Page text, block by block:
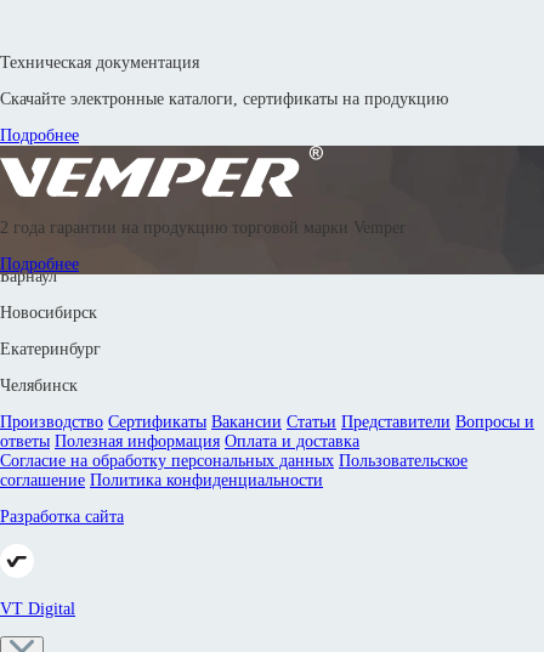
Техническая документация
Скачайте электронные каталоги, сертификаты на продукцию
Подробнее
2 года гарантии на продукцию торговой марки Vemper
Подробнее
8 800 302 88 24
8 800 302 42 83 8 800 302 67 18
8 (351) 799-58-33
Барнаул
Новосибирск
Екатеринбург
Челябинск
Производство Сертификаты Вакансии Статьи Представители Вопросы и
ответы Полезная информация Оплата и доставка
Согласие на обработку персональных данных Пользовательское
соглашение Политика конфиденциальности
Разработка сайта
VT Digital